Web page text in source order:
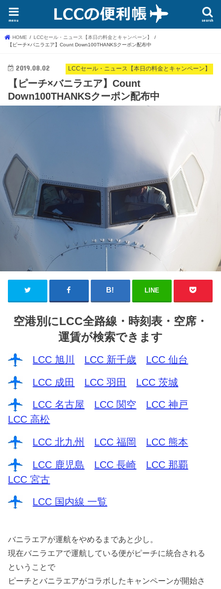
search
menu
HOME
LCCセール・ニュース【本日の料金とキャンペーン】
【ピーチ×バニラエア】Count Down100THANKSクーポン配布中
LCCセール・ニュース【本日の料金とキャンペーン】
2019.08.02
【ピーチ×バニラエア】Count
Down100THANKSクーポン配布中
LINE
空港別にLCC全路線・時刻表・空席・
運賃が検索できます
LCC 旭川 LCC 新千歳 LCC 仙台
LCC 成田 LCC 羽田 LCC 茨城
LCC 名古屋 LCC 関空
LCC 神戸
LCC 高松
LCC 北九州 LCC 福岡 LCC 熊本
LCC 鹿児島 LCC 長崎
LCC 那覇
LCC 宮古
LCC 国内線 一覧
バニラエアが運航をやめるまであと少し。
現在バニラエアで運航している便がピーチに統合される
ということで
ピーチとバニラエアがコラボしたキャンペーンが開始さ